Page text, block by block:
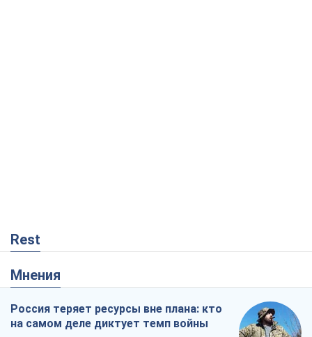
Rest
Мнения
Россия теряет ресурсы вне плана: кто
на самом деле диктует темп войны